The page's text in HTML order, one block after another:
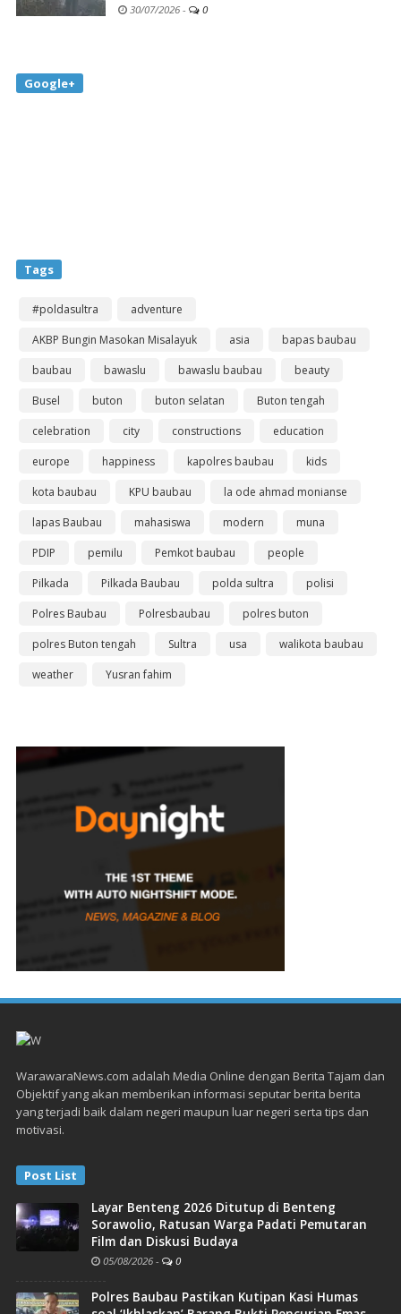
30/07/2026 - 0
Google+
Tags
#poldasultra
adventure
AKBP Bungin Masokan Misalayuk
asia
bapas baubau
baubau
bawaslu bawaslu baubau
beauty
Busel
buton buton selatan
Buton tengah
celebration
city constructions
education
europe
happiness kapolres baubau
kids
kota baubau
KPU baubau
la ode ahmad monianse
lapas Baubau
mahasiswa modern
muna
PDIP
pemilu Pemkot baubau
people
Pilkada
Pilkada Baubau polda sultra
polisi
Polres Baubau
Polresbaubau
polres buton
polres Buton tengah
Sultra usa
walikota baubau
weather
Yusran fahim
WarawaraNews.com adalah Media Online dengan Berita Tajam dan
Objektif yang akan memberikan informasi seputar berita berita
yang terjadi baik dalam negeri maupun luar negeri serta tips dan
motivasi.
Post List
Layar Benteng 2026 Ditutup di Benteng
Sorawolio, Ratusan Warga Padati Pemutaran
Film dan Diskusi Budaya
05/08/2026 - 0
Polres Baubau Pastikan Kutipan Kasi Humas